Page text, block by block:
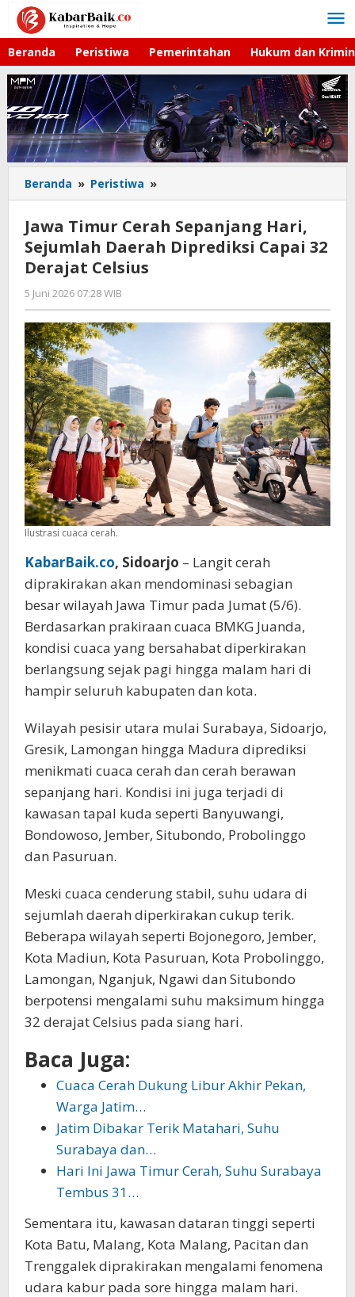
Lewati
konten
Beranda Peristiwa Pemerintahan Hukum dan
Beranda » Peristiwa »
Timur
Cerah
Sepanjang
Hari,
Jawa Timur Cerah Sepanjang Hari,
Sejumlah Daerah Diprediksi Capai 32
Derajat Celsius
5 Juni 2026 07:28 WIB
Andika
DP
Ilustrasi cuaca cerah.
KabarBaik.co, Sidoarjo – Langit cerah
diprakirakan akan mendominasi sebagian
besar wilayah Jawa Timur pada Jumat (5/6).
Berdasarkan prakiraan cuaca BMKG Juanda,
kondisi cuaca yang bersahabat diperkirakan
berlangsung sejak pagi hingga malam hari di
hampir seluruh kabupaten dan kota.
Wilayah pesisir utara mulai Surabaya, Sidoarjo,
Gresik, Lamongan hingga Madura diprediksi
menikmati cuaca cerah dan cerah berawan
sepanjang hari. Kondisi ini juga terjadi di
kawasan tapal kuda seperti Banyuwangi,
Bondowoso, Jember, Situbondo, Probolinggo
dan Pasuruan.
Meski cuaca cenderung stabil, suhu udara di
sejumlah daerah diperkirakan cukup terik.
Beberapa wilayah seperti Bojonegoro, Jember,
Kota Madiun, Kota Pasuruan, Kota Probolinggo,
Lamongan, Nganjuk, Ngawi dan Situbondo
berpotensi mengalami suhu maksimum hingga
32 derajat Celsius pada siang hari.
Baca Juga:
Cuaca Cerah Dukung Libur Akhir Pekan,
Warga Jatim…
Jatim Dibakar Terik Matahari, Suhu
Surabaya dan…
Hari Ini Jawa Timur Cerah, Suhu Surabaya
Tembus 31…
Sementara itu, kawasan dataran tinggi seperti
Kota Batu, Malang, Kota Malang, Pacitan dan
Trenggalek diprakirakan mengalami fenomena
udara kabur pada sore hingga malam hari.